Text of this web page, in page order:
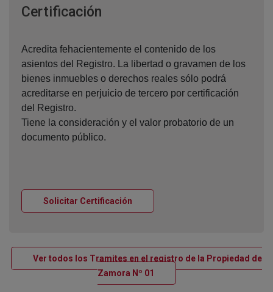
Certificación
Acredita fehacientemente el contenido de los
asientos del Registro. La libertad o gravamen de los
bienes inmuebles o derechos reales sólo podrá
acreditarse en perjuicio de tercero por certificación
del Registro.
Tiene la consideración y el valor probatorio de un
documento público.
Solicitar Certificación
Ver todos los Tramites en el registro de la Propiedad de
Zamora Nº 01 Ventana nueva